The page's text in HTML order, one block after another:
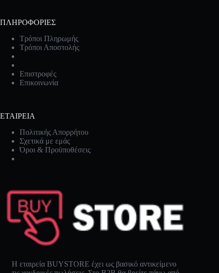
ΠΛΗΡΟΦΟΡΙΕΣ
Τρόποι Πληρωμής
Τρόποι Αποστολής
Επιστροφές
Επικοινωνία
ΕΤΑΙΡΕΙΑ
Πολιτικής Απορρήτου
Σχετικά με εμάς
Όροι & Προϋποθέσεις
Η εταιρεία BUYSTORE έχει ως βασικό αντικείμενο